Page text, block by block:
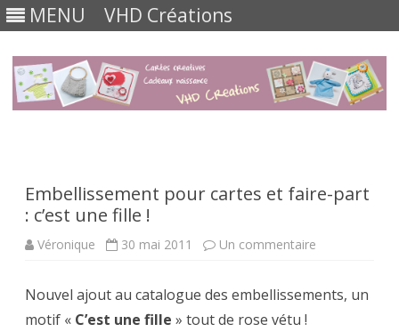
MENU VHD Créations
Embellissement pour cartes et faire-part
: c’est une fille !
Véronique 30 mai 2011 Un commentaire
faire-
Nouvel ajout au catalogue des embellissements, un
motif « C’est une fille » tout de rose vétu !